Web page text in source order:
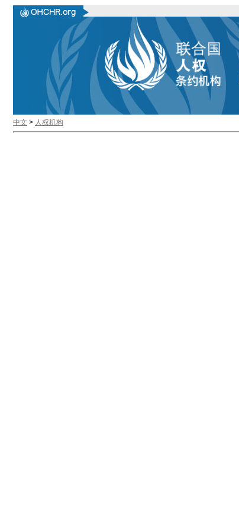
中文 > 人权机构